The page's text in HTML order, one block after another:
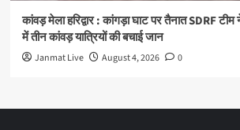
कांवड़ मेला हरिद्वार : कांगड़ा घाट पर तैनात SDRF
में तीन कांवड़ यात्रियों की बचाई जान
Janmat Live August 4, 2026 0